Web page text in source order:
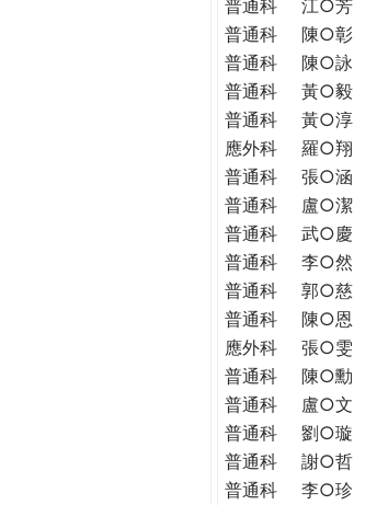
普通科
江○芳
普通科
陳○彰
普通科
陳○詠
普通科
黃○毅
普通科
黃○淳
應外科
羅○翔
普通科
張○涵
普通科
盧○潔
普通科
武○慶
普通科
李○然
普通科
郭○慈
普通科
陳○恩
應外科
張○雯
普通科
陳○勳
普通科
盧○文
普通科
劉○璇
普通科
謝○哲
普通科
李○珍